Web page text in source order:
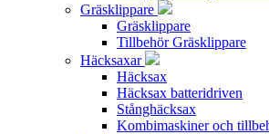
Gräsklippare
Gräsklippare
Tillbehör Gräsklippare
Häcksaxar
Häcksax
Häcksax batteridriven
Stånghäcksax
Kombimaskiner och